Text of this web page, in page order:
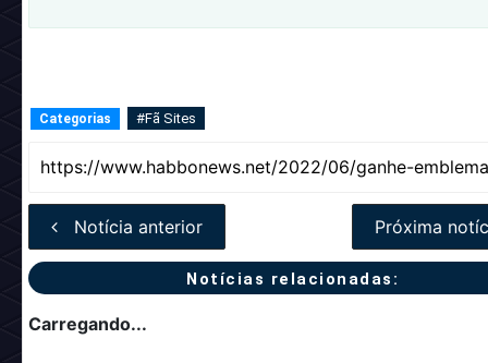
Categorias #Fã Sites
Notícia anterior Próxima
Notícias relacionadas:
Carregando...